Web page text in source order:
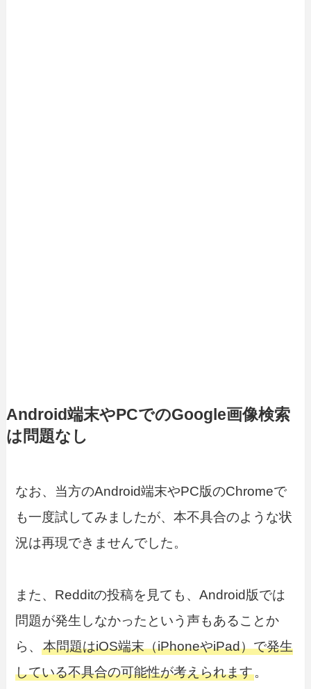
Android端末やPCでのGoogle画像検索
は問題なし
なお、当方のAndroid端末やPC版のChromeで
も一度試してみましたが、本不具合のような状
況は再現できませんでした。
また、Redditの投稿を見ても、Android版では
問題が発生しなかったという声もあることか
ら、本問題はiOS端末（iPhoneやiPad）で発生
している不具合の可能性が考えられます。